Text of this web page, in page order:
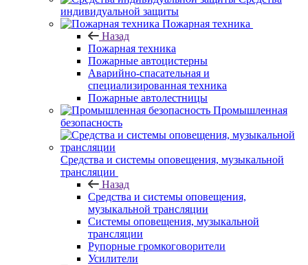
индивидуальной защиты
Пожарная техника
Назад
Пожарная техника
Пожарные автоцистерны
Аварийно-спасательная и
специализированная техника
Пожарные автолестницы
Промышленная
безопасность
Средства и системы оповещения, музыкальной
трансляции
Назад
Средства и системы оповещения,
музыкальной трансляции
Системы оповещения, музыкальной
трансляции
Рупорные громкоговорители
Усилители